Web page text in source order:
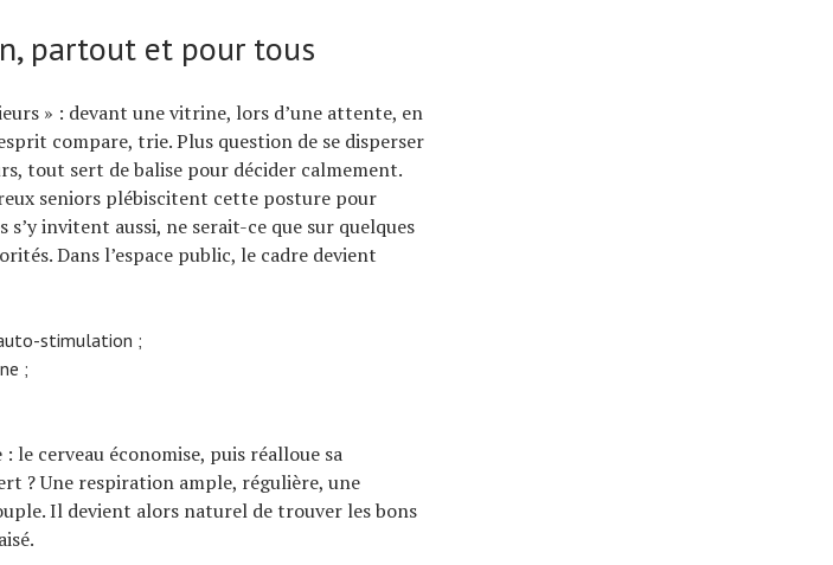
partout et pour tous
» : devant une vitrine, lors d’une attente, en
compare, trie. Plus question de se disperser
tout sert de balise pour décider calmement.
seniors plébiscitent cette posture pour
invitent aussi, ne serait-ce que sur quelques
Dans l’espace public, le cadre devient
stimulation ;
;
le cerveau économise, puis réalloue sa
? Une respiration ample, régulière, une
Il devient alors naturel de trouver les bons